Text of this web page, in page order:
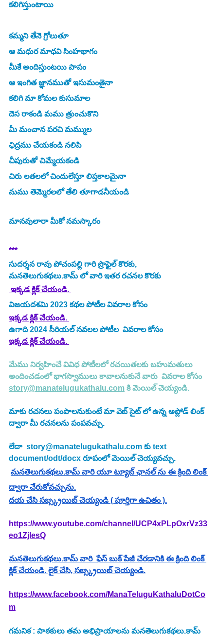
కలిగిస్తుంటాయి
కమ్మని తేనె గ్రోలుతూ
ఆ మధుర మాధవి సింహభాగం
మీకే అందిస్తుంటయి పాపం
ఆ ఇంగిత జ్ఞానముతో ఇసుమంతైనా
కలిగి మా కోమల కుసుమాల
దెస రాకండి మము త్రుంచుకొని
మీ మంచాన పరచి మమ్ముల
ఛిద్రము చేయకండి నలిపి
చీపురుతో చిమ్మేయకండి
చిరు లతలలో చిందులేస్తూ లిప్తకాలమైనా
మము తెమ్మెరలలో తేలి తూగాడనీయండి
మానవులారా మీకో నమస్కారం
***
సుదర్శన రావు పోచంపల్లి గారి ప్రొఫైల్ కొరకు,
మనతెలుగుకథలు.కామ్ లో వారి ఇతర రచనల కొరకు
ఇక్కడ క్లిక్ చేయండి.
విజయదశమి 2023 కథల పోటీల వివరాల కోసం
ఇక్కడ క్లిక్ చేయండి.
ఉగాది 2024 సీరియల్ నవలల పోటీల  వివరాల కోసం
ఇక్కడ క్లిక్ చేయండి.
మేము నిర్వహించే వివిధ పోటీలలో రచయితలకు బహుమతులు
అందించడంలో భాగస్వాములు కావాలనుకునే వారు  వివరాల కోసం
story@manatelugukathalu.com కి మెయిల్ చెయ్యండి.
మాకు రచనలు పంపాలనుకుంటే మా వెబ్ సైట్ లో ఉన్న అప్లోడ్ లింక్
ద్వారా మీ రచనలను పంపవచ్చు.
లేదా story@manatelugukathalu.com కు text
document/odt/docx రూపంలో మెయిల్ చెయ్యవచ్చు.
మనతెలుగుకథలు.కామ్ వారి యూ ట్యూబ్ ఛానల్ ను ఈ క్రింది లింక్
ద్వారా చేరుకోవచ్చును.
దయ చేసి సబ్స్క్రయిబ్ చెయ్యండి ( పూర్తిగా ఉచితం ).
https://www.youtube.com/channel/UCP4xPLpOxrVz33
eo1ZjlesQ
మనతెలుగుకథలు.కామ్ వారి  ఫేస్ బుక్ పేజీ చేరడానికి ఈ క్రింది లింక్
క్లిక్ చేయండి. లైక్ చేసి, సబ్స్క్రయిబ్ చెయ్యండి.
https://www.facebook.com/ManaTeluguKathaluDotCo
m
గమనిక : పాఠకులు తమ అభిప్రాయాలను మనతెలుగుకథలు.కామ్